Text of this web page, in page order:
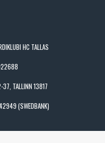
HC TALLAS
37, TALLINN 13817
(SWEDBANK)